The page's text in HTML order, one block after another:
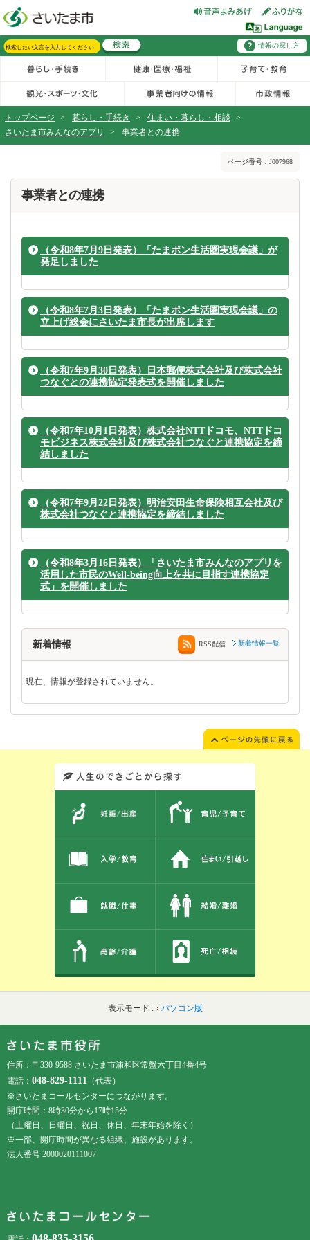
情報の探し方
トップページ > 暮らし・手続き > 住まい・暮らし・相談
>
さいたま市みんなのアプリ
> 事業者との連携
ページ番号：J007968
事業者との連携
（令和8年7月9日発表）「たまポン生活圏実現会議」が
発足しました
（令和8年7月3日発表）「たまポン生活圏実現会議」の
立上げ総会にさいたま市長が出席します
（令和7年9月30日発表）日本郵便株式会社及び株式会社
つなぐとの連携協定発表式を開催しました
（令和7年10月1日発表）株式会社NTTドコモ、NTTドコ
モビジネス株式会社及び株式会社つなぐと連携協定を締
結しました
（令和7年9月22日発表）明治安田生命保険相互会社及び
株式会社つなぐと連携協定を締結しました
（令和8年3月16日発表）「さいたま市みんなのアプリを
活用した市民のWell-being向上を共に目指す連携協定
式」を開催しました
新着情報 新着情報一覧
RSS配信
現在、情報が登録されていません。
表示モード : パソコン版
住所：〒330-9588 さいたま市浦和区常盤六丁目4番4号
電話： 048-829-1111 （代表）
※さいたまコールセンターにつながります。
開庁時間：8時30分から17時15分
（土曜日、日曜日、祝日、休日、年末年始を除く）
※一部、開庁時間が異なる組織、施設があります。
法人番号 2000020111007